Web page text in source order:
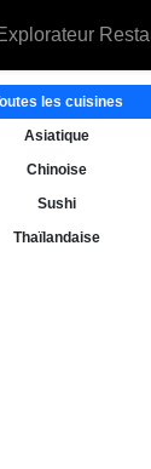
les cuisines
Asiatique
Chinoise
Sushi
Thaïlandaise